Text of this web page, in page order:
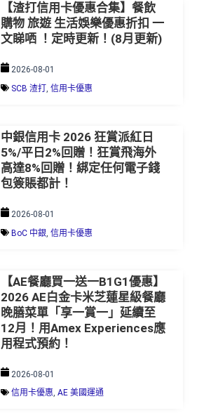
【渣打信用卡優惠合集】餐飲
購物 旅遊 生活娛樂優惠折扣 一
文睇哂 ！定時更新！(8月更新)
2026-08-01
SCB 渣打 , 信用卡優惠
中銀信用卡 2026 狂賞派紅日
5%/平日2%回贈！狂賞飛海外
高達8%回贈！綁定任何電子錢
包簽賬都計！
2026-08-01
BoC 中銀, 信用卡優惠
【AE餐廳買一送一B1G1優惠】
2026 AE白金卡米芝蓮星級餐廳
晚膳菜單「享一賞一」延續至
12月！用Amex Experiences應
用程式預約！
2026-08-01
信用卡優惠, AE 美國運通